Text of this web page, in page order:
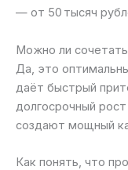
— от 50 тысяч
Можно ли
Да, это
даёт быстрый
долгосрочный
создают мощный
Как понять, что